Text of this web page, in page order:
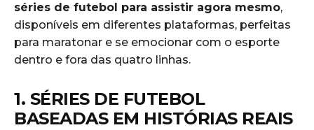
séries de futebol para assistir agora mesmo,
disponíveis em diferentes plataformas, perfeitas
para maratonar e se emocionar com o esporte
dentro e fora das quatro linhas.
1. SÉRIES DE FUTEBOL
BASEADAS EM HISTÓRIAS REAIS